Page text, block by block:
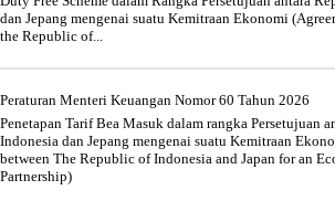
dan Jepang mengenai suatu Kemitraan Ekonomi
the Republic of...
Peraturan Menteri Keuangan Nomor 60 Tahun 2026
Penetapan Tarif Bea Masuk dalam rangka Persetujuan
Indonesia dan Jepang mengenai suatu Kemitraan
between The Republic of Indonesia and Japan for an
Partnership)